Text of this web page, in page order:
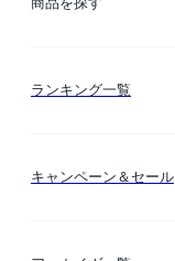
カテゴリー検索
ランキング一覧
キャンペーン＆セール